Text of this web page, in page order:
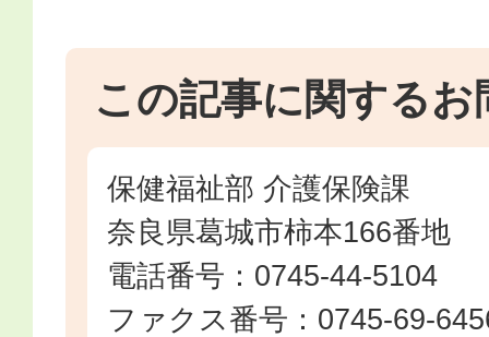
この記事に関するお
保健福祉部 介護保険課
奈良県葛城市柿本166番地
電話番号：0745-44-5104
ファクス番号：0745-69-